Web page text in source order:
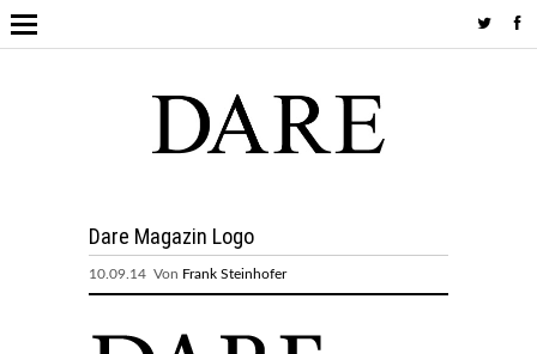
Dare Magazin Logo
10.09.14 Von Frank Steinhofer